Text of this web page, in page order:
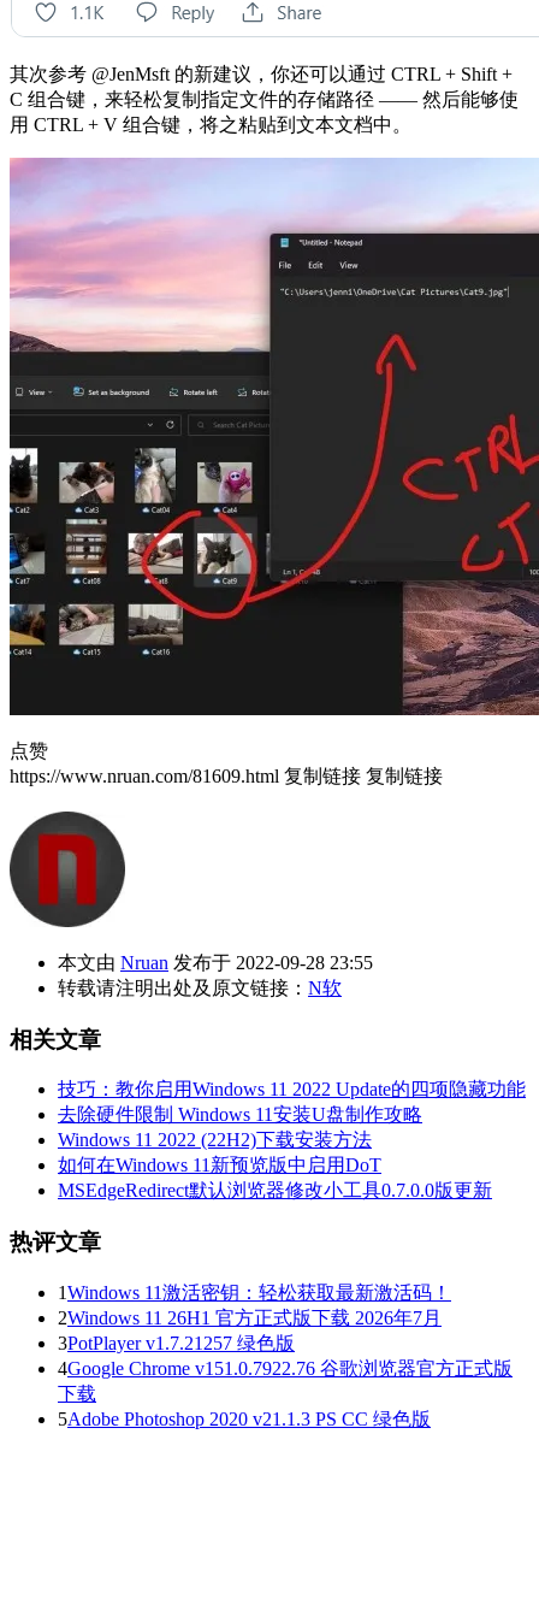
其次参考 @JenMsft 的新建议，你还可以通过 CTRL + Shift +
C 组合键，来轻松复制指定文件的存储路径 —— 然后能够使
用 CTRL + V 组合键，将之粘贴到文本文档中。
点赞
https://www.nruan.com/81609.html 复制链接 复制链接
本文由 Nruan 发布于 2022-09-28 23:55
转载请注明出处及原文链接： N软
相关文章
技巧：教你启用Windows 11 2022 Update的四项隐藏功能
去除硬件限制 Windows 11安装U盘制作攻略
Windows 11 2022 (22H2)下载安装方法
如何在Windows 11新预览版中启用DoT
MSEdgeRedirect默认浏览器修改小工具0.7.0.0版更新
热评文章
1Windows 11激活密钥：轻松获取最新激活码！
2Windows 11 26H1 官方正式版下载 2026年7月
3PotPlayer v1.7.21257 绿色版
4Google Chrome v151.0.7922.76 谷歌浏览器官方正式版
下载
5Adobe Photoshop 2020 v21.1.3 PS CC 绿色版